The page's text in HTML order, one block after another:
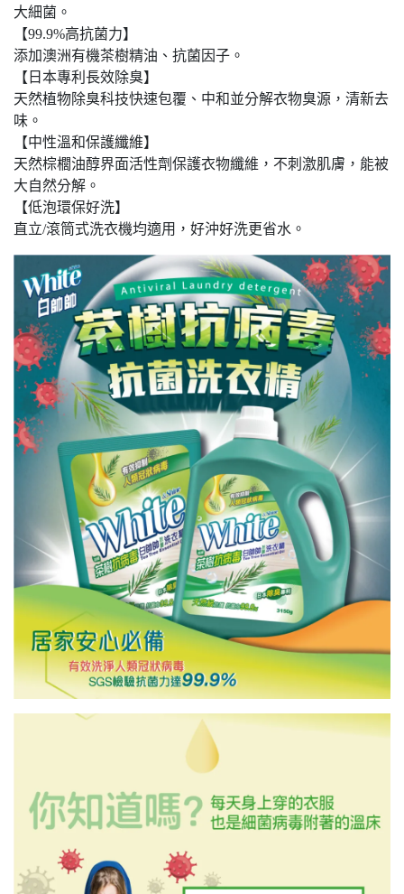
大細菌。
【99.9%高抗菌力】
添加澳洲有機茶樹精油、抗菌因子。
【日本專利長效除臭】
天然植物除臭科技快速包覆、中和並分解衣物臭源，清新去
味。
【中性溫和保護纖維】
天然棕櫚油醇界面活性劑保護衣物纖維，不刺激肌膚，能被
大自然分解。
【低泡環保好洗】
直立/滾筒式洗衣機均適用，好沖好洗更省水。